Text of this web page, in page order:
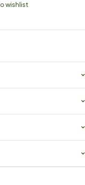
wishlist